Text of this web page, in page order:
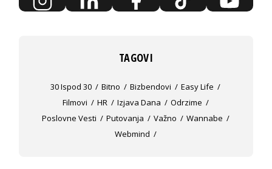
TAGOVI
30 Ispod 30 Bitno Bizbendovi
Easy Life
Filmovi
HR Izjava Dana
Odrzime
Poslovne Vesti
Putovanja Važno
Wannabe
Webmind